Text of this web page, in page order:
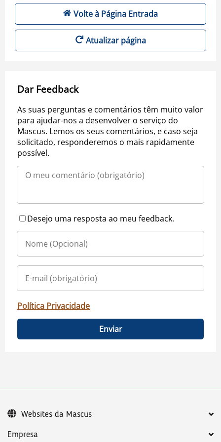
Volte à Página Entrada
Atualizar página
Dar Feedback
As suas perguntas e comentários têm muito valor
para ajudar-nos a desenvolver o serviço do
Mascus. Lemos os seus comentários, e caso seja
solicitado, responderemos o mais rapidamente
possível.
Desejo uma resposta ao meu feedback.
Política Privacidade
Enviar
Empresa
Websites da Mascus